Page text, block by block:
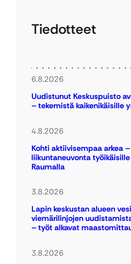
Tiedotteet
6.8.2026
Uudistunut Keskuspuisto
– tekemistä kaikenikäisille
4.8.2026
Kohti aktiivisempaa arkea
liikuntaneuvonta
Raumalla
3.8.2026
Lapin keskustan alueen
viemärilinjojen
– työt alkavat
3.8.2026